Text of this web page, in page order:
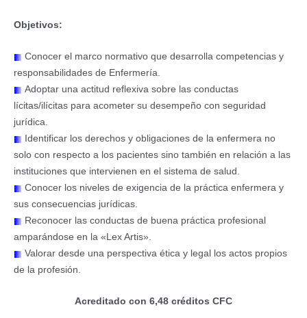
Objetivos:
Conocer el marco normativo que desarrolla competencias y
responsabilidades de Enfermería.
Adoptar una actitud reflexiva sobre las conductas
lícitas/ilícitas para acometer su desempeño con seguridad
jurídica.
Identificar los derechos y obligaciones de la enfermera no
solo con respecto a los pacientes sino también en relación a las
instituciones que intervienen en el sistema de salud.
Conocer los niveles de exigencia de la práctica enfermera y
sus consecuencias jurídicas.
Reconocer las conductas de buena práctica profesional
amparándose en la «Lex Artis».
Valorar desde una perspectiva ética y legal los actos propios
de la profesión.
Acreditado con 6,48 créditos CFC